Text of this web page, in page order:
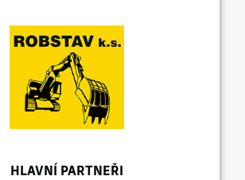
HLAVNÍ PARTNEŘI